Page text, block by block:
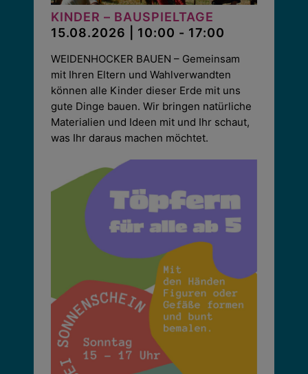
KINDER – BAUSPIELTAGE
15.08.2026 | 10:00 - 17:00
WEIDENHOCKER BAUEN – Gemeinsam
mit Ihren Eltern und Wahlverwandten
können alle Kinder dieser Erde mit uns
gute Dinge bauen. Wir bringen natürliche
Materialien und Ideen mit und Ihr schaut,
was Ihr daraus machen möchtet.